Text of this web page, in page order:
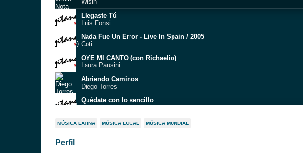
Wisin
Llegaste Tú
Luis Fonsi
Nada Fue Un Error - Live In Spain / 2005
Coti
OYE MI CANTO (con Richaelio)
Laura Pausini
Abriendo Caminos
Diego Torres
Quédate con lo sencillo
20 de Enero
MÚSICA LATINA MÚSICA LOCAL MÚSICA MUNDIAL
Perfil